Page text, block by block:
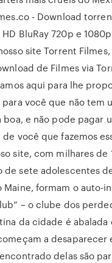
- Download
BluRay 720p e
site Torrent
de Filmes via
aqui para lhe
para você que não tem
boa, e não pode pagar
de você que fazemos
site, com milhares de
de sete adolescentes
Maine, formam o auto-
– o clube dos
da cidade é abalada
a desaparecer
delas são